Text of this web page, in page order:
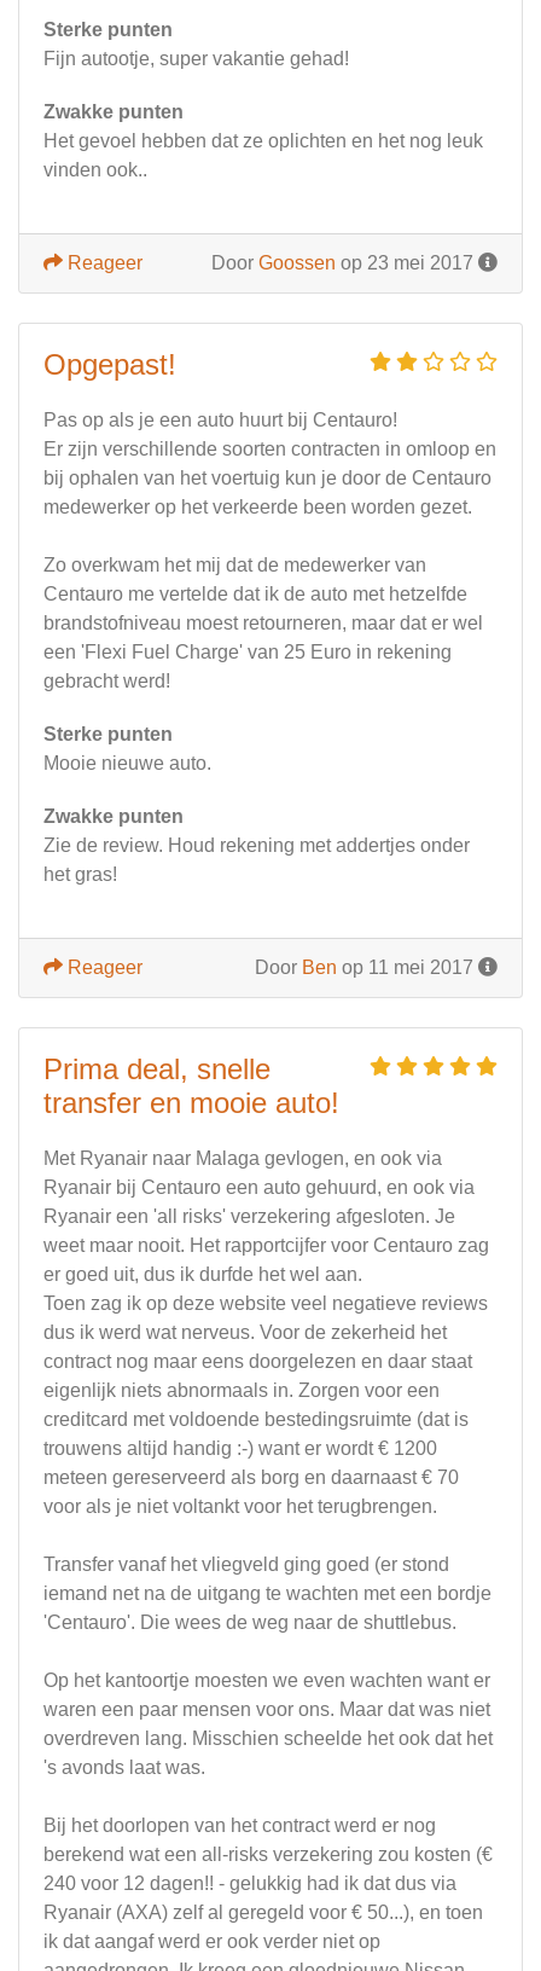
Sterke punten
Fijn autootje, super vakantie gehad!
Zwakke punten
Het gevoel hebben dat ze oplichten en het nog leuk
vinden ook..
Door Goossen op 23 mei 2017
Reageer
Opgepast!
Pas op als je een auto huurt bij Centauro!
Er zijn verschillende soorten contracten in omloop en
bij ophalen van het voertuig kun je door de Centauro
medewerker op het verkeerde been worden gezet.
Zo overkwam het mij dat de medewerker van
Centauro me vertelde dat ik de auto met hetzelfde
brandstofniveau moest retourneren, maar dat er wel
een 'Flexi Fuel Charge' van 25 Euro in rekening
gebracht werd!
Sterke punten
Mooie nieuwe auto.
Zwakke punten
Zie de review. Houd rekening met addertjes onder
het gras!
Door Ben op 11 mei 2017
Reageer
Prima deal, snelle
transfer en mooie auto!
Met Ryanair naar Malaga gevlogen, en ook via
Ryanair bij Centauro een auto gehuurd, en ook via
Ryanair een 'all risks' verzekering afgesloten. Je
weet maar nooit. Het rapportcijfer voor Centauro zag
er goed uit, dus ik durfde het wel aan.
Toen zag ik op deze website veel negatieve reviews
dus ik werd wat nerveus. Voor de zekerheid het
contract nog maar eens doorgelezen en daar staat
eigenlijk niets abnormaals in. Zorgen voor een
creditcard met voldoende bestedingsruimte (dat is
trouwens altijd handig :-) want er wordt € 1200
meteen gereserveerd als borg en daarnaast € 70
voor als je niet voltankt voor het terugbrengen.
Transfer vanaf het vliegveld ging goed (er stond
iemand net na de uitgang te wachten met een bordje
'Centauro'. Die wees de weg naar de shuttlebus.
Op het kantoortje moesten we even wachten want er
waren een paar mensen voor ons. Maar dat was niet
overdreven lang. Misschien scheelde het ook dat het
's avonds laat was.
Bij het doorlopen van het contract werd er nog
berekend wat een all-risks verzekering zou kosten (€
240 voor 12 dagen!! - gelukkig had ik dat dus via
Ryanair (AXA) zelf al geregeld voor € 50...), en toen
ik dat aangaf werd er ook verder niet op